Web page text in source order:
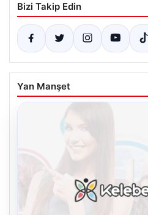
Bizi Takip Edin
Yan Manşet